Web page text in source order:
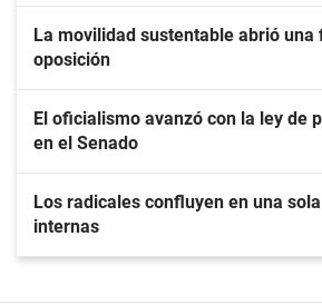
La movilidad sustentable abrió una
oposición
El oficialismo avanzó con la ley de
en el Senado
Los radicales confluyen en una
internas